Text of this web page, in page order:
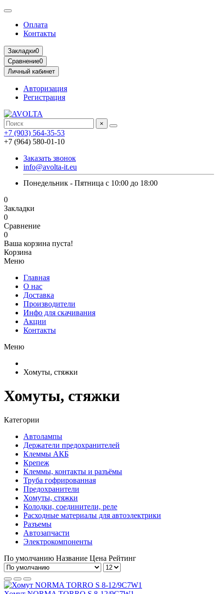
Оплата
Контакты
Закладки0
Сравнение0
Личный кабинет
Авторизация
Регистрация
×
+7 (903) 564-35-53
+7 (964) 580-01-10
Заказать звонок
info@avolta-it.eu
Понедельник - Пятница с 10:00 до 18:00
0
Закладки
0
Сравнение
0
Ваша корзина пуста!
Корзина
Меню
Главная
О нас
Доставка
Производители
Инфо для скачивания
Акции
Контакты
Меню
Хомуты, стяжки
Хомуты, стяжки
Категории
Автолампы
Держатели предохранителей
Клеммы АКБ
Крепеж
Клеммы, контакты и разъёмы
Труба гофрированная
Предохранители
Хомуты, стяжки
Колодки, соединители, реле
Расходные материалы для автоэлектрики
Разъемы
Автозапчасти
Электрокомпоненты
По умолчанию Название Цена Рейтинг